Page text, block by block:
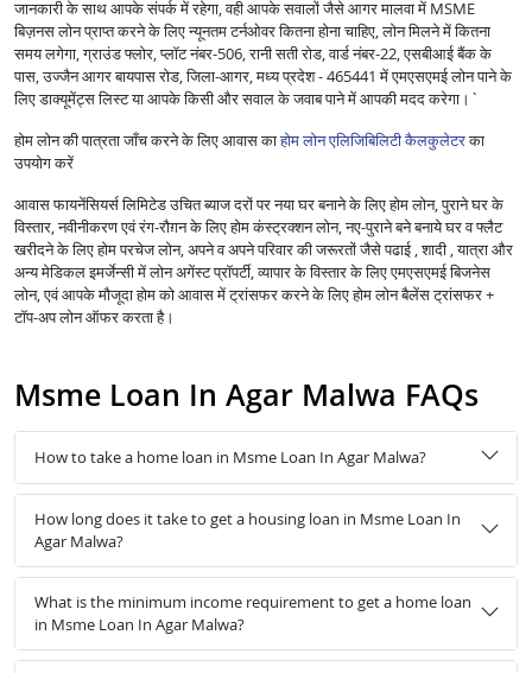
जानकारी के साथ आपके संपर्क में रहेगा, वही आपके सवालों जैसे आगर मालवा में MSME
बिज़नस लोन प्राप्त करने के लिए न्यूनतम टर्नओवर कितना होना चाहिए, लोन मिलने में कितना
समय लगेगा, ग्राउंड फ्लोर, प्लॉट नंबर-506, रानी सती रोड, वार्ड नंबर-22, एसबीआई बैंक के
पास, उज्जैन आगर बायपास रोड, जिला-आगर, मध्य प्रदेश - 465441 में एमएसएमई लोन पाने के
लिए डाक्यूमेंट्स लिस्ट या आपके किसी और सवाल के जवाब पाने में आपकी मदद करेगा।`
होम लोन की पात्रता जाँच करने के लिए आवास काहोम लोन एलिजिबिलिटी कैलकुलेटरका
उपयोग करें
आवास फायनेंसियर्स लिमिटेड उचित ब्याज दरों पर नया घर बनाने के लिए होम लोन, पुराने घर के
विस्तार, नवीनीकरण एवं रंग-रौग़न के लिए होम कंस्ट्रक्शन लोन, नए-पुराने बने बनाये घर व फ्लैट
खरीदने के लिए होम परचेज लोन, अपने व अपने परिवार की जरूरतों जैसे पढाई , शादी , यात्रा और
अन्य मेडिकल इमर्जेन्सी में लोन अगेंस्ट प्रॉपर्टी, व्यापार के विस्तार के लिए एमएसएमई बिजनेस
लोन, एवं आपके मौजूदा होम को आवास में ट्रांसफर करने के लिए होम लोन बैलेंस ट्रांसफर +
टॉप-अप लोन ऑफर करता है।
Msme Loan In Agar Malwa FAQs
How to take a home loan in Msme Loan In Agar Malwa?
How long does it take to get a housing loan in Msme Loan In
Agar Malwa?
What is the minimum income requirement to get a home loan
in Msme Loan In Agar Malwa?